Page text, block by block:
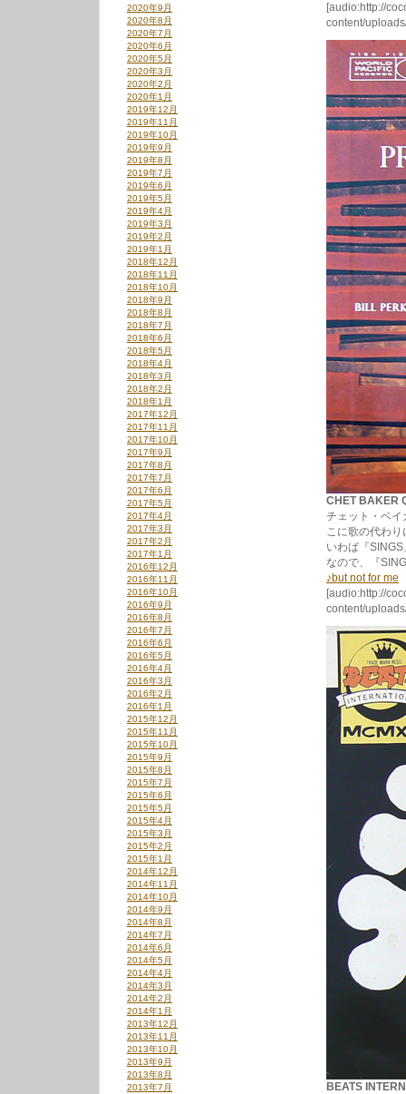
[audio:http://
content/
CHET BAKER
チェット・ベイ
こに歌の代わ
いわば『
なので、『
♪but not for me
[audio:http://
content/
BEATS
2020年9月
2020年8月
2020年7月
2020年6月
2020年5月
2020年3月
2020年2月
2020年1月
2019年12月
2019年11月
2019年10月
2019年9月
2019年8月
2019年7月
2019年6月
2019年5月
2019年4月
2019年3月
2019年2月
2019年1月
2018年12月
2018年11月
2018年10月
2018年9月
2018年8月
2018年7月
2018年6月
2018年5月
2018年4月
2018年3月
2018年2月
2018年1月
2017年12月
2017年11月
2017年10月
2017年9月
2017年8月
2017年7月
2017年6月
2017年5月
2017年4月
2017年3月
2017年2月
2017年1月
2016年12月
2016年11月
2016年10月
2016年9月
2016年8月
2016年7月
2016年6月
2016年5月
2016年4月
2016年3月
2016年2月
2016年1月
2015年12月
2015年11月
2015年10月
2015年9月
2015年8月
2015年7月
2015年6月
2015年5月
2015年4月
2015年3月
2015年2月
2015年1月
2014年12月
2014年11月
2014年10月
2014年9月
2014年8月
2014年7月
2014年6月
2014年5月
2014年4月
2014年3月
2014年2月
2014年1月
2013年12月
2013年11月
2013年10月
2013年9月
2013年8月
2013年7月